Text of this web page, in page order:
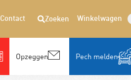
Contact Zoeken Winkelwagen
Opzeggen Pech melden